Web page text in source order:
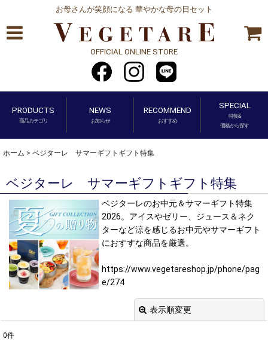
お母さんが笑顔になる 華やかな母の日セット
OFFICIAL ONLINE STORE
PRODUCTS
商品カテゴリ
NEWS
お知らせ
RECOMMEND
おすすめ
SPECIAL
特集&
価格から探す
ホーム > ベジターレ サマーギフトギフト特集
ベジターレ サマーギフトギフト特集
ベジターレのお中元＆サマーギフト特集
2026。アイスやゼリー、ジュース＆ネク
ターなど涼を感じるお中元やサマーギフト
におすすな商品を厳選。
https://www.vegetareshop.jp/phone/pag
e/274
表示順変更
0件